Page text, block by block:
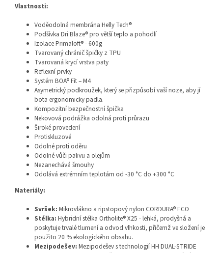
Vlastnosti:
Voděodolná membrána Helly Tech®
Podšívka Dri Blaze® pro větší teplo a pohodlí
Izolace Primaloft® - 600g
Tvarovaný chránič špičky z TPU
Tvarovaná krycí vrstva paty
Reflexní prvky
Systém BOA® Fit – M4
Asymetrický podkroužek, který se přizpůsobí vaší noze, aby jí
bota ergonomicky padla.
Kompozitní bezpečnostní špička
Nekovová podrážka odolná proti průrazu
Široké provedení
Protiskluzové
Odolné proti oděru
Odolné vůči palivu a olejům
Nezanechává šmouhy
Odolává extrémním teplotám od -30 °C do +300 °C
Materiály:
Svršek: Mikrovlákno a ripstopový nylon CORDURA® ECO
Stélka: Hybridní stélka Ortholite® X25 - lehká, prodyšná a
poskytuje trvalé tlumení a odvod vlhkosti, přičemž ve složení je
použito 20 % ekologického obsahu.
Mezipodešev: Mezipodešev s technologií HH DUAL-STRIDE